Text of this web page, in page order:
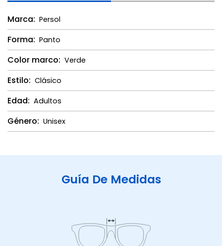
Marca: Persol
Forma: Panto
Color marco: Verde
Estilo: Clásico
Edad: Adultos
Género: Unisex
Guía De Medidas